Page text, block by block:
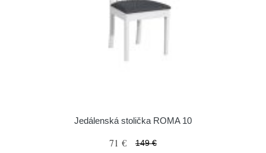
Jedálenská stolička ROMA 10
71 € 149 €